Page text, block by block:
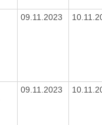
09.11.2023
09.11.2023